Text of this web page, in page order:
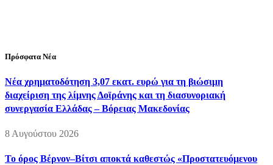
Πρόσφατα Νέα
Νέα χρηματοδότηση 3,07 εκατ. ευρώ για τη βιώσιμη
διαχείριση της λίμνης Δοϊράνης και τη διασυνοριακή
συνεργασία Ελλάδας – Βόρειας Μακεδονίας
8 Αυγούστου 2026
Το όρος Βέρνον–Βίτσι αποκτά καθεστώς «Προστατευόμενου